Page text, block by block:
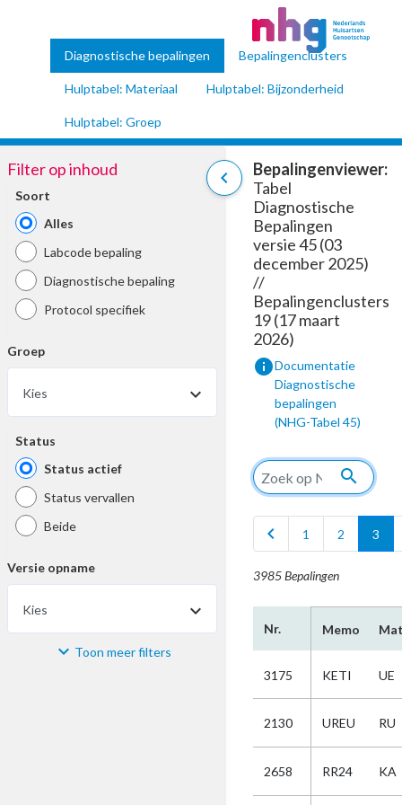
Diagnostische bepalingen Bepalingenclusters
Hulptabel: Materiaal Hulptabel: Bijzonderheid
Hulptabel: Groep
chevron_left
Filter op inhoud
Soort
Alles
Labcode bepaling
Diagnostische bepaling
Protocol specifiek
Groep
Kies
Status
Status actief
Status vervallen
Beide
Versie opname
Kies
Materiaal Toon meer filters
Bepalingenviewer:
Tabel
Diagnostische
Bepalingen
versie 45 (03
december 2025)
//
Bepalingenclusters
19 (17 maart
2026)
infoDocumentatie
Diagnostische
bepalingen
(NHG-Tabel 45)
search
chevron_left 1 2 3
3985 Bepalingen
Nr. Memo
3175 KETI UE
2130 UREU RU
2658 RR24 KA